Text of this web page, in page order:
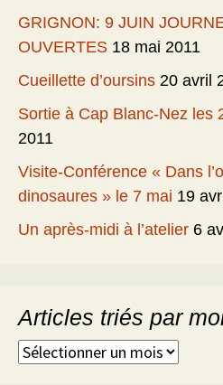
GRIGNON: 9 JUIN
OUVERTES 18 mai 2011
Cueillette d’oursins 20 avril
Sortie à Cap Blanc-Nez les
2011
Visite-Conférence « Dans
dinosaures » le 7 mai 19
Un après-midi à l’atelier 6
Articles triés par
Articles